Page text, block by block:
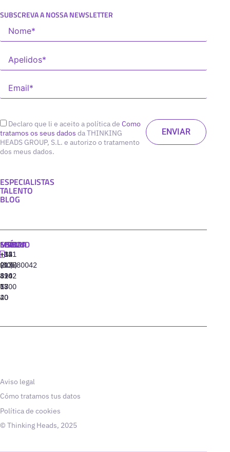
SUBSCREVA A NOSSA NEWSLETTER
Declaro que li e aceito a política de Como
tratamos os seus dados da THINKING
HEADS GROUP, S.L. e autorizo o tratamento
dos meus dados.
ESPECIALISTAS
TALENTO
BLOG
MADRID
+34
91
310
77
40
MIAMI
+1
(305)
424
13
20
SEÚL
+82
(10)
8942
6800
LISBOA
‪+351
213880042
Aviso legal
Cómo tratamos tus datos
Política de cookies
© Thinking Heads, 2025